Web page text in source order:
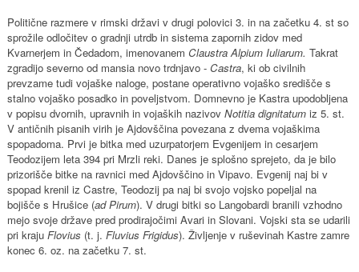
Politične razmere v rimski državi v drugi polovici 3. in na začetku 4. st so
sprožile odločitev o gradnji utrdb in sistema zapornih zidov med
Kvarnerjem in Čedadom, imenovanem Claustra Alpium Iuliarum. Takrat
zgradijo severno od mansia novo trdnjavo - Castra, ki ob civilnih
prevzame tudi vojaške naloge, postane operativno vojaško središče s
stalno vojaško posadko in poveljstvom. Domnevno je Kastra upodobljena
v popisu dvornih, upravnih in vojaških nazivov Notitia dignitatumiz 5. st.
V antičnih pisanih virih je Ajdovščina povezana z dvema vojaškima
spopadoma. Prvi je bitka med uzurpatorjem Evgenijem in cesarjem
Teodozijem leta 394 pri Mrzli reki. Danes je splošno sprejeto, da je bilo
prizorišče bitke na ravnici med Ajdovščino in Vipavo. Evgenij naj bi v
spopad krenil iz Castre, Teodozij pa naj bi svojo vojsko popeljal na
bojišče s Hrušice (ad Pirum). V drugi bitki so Langobardi branili vzhodno
mejo svoje države pred prodirajočimi Avari in Slovani. Vojski sta se udarili
pri kraju Flovius(t. j. Fluvius Frigidus). Življenje v ruševinah Kastre zamre
konec 6. oz. na začetku 7. st.